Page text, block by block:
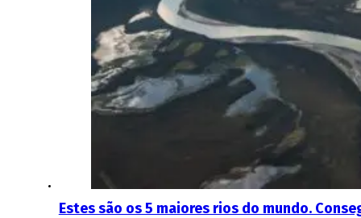
Estes são os 5 maiores rios do mundo.